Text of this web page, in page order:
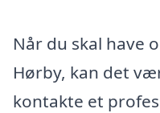
Når du skal have
Hørby, kan det
kontakte et